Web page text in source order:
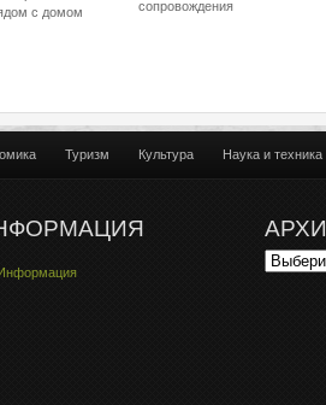
с домом
сопровождения
Туризм Культура Наука и техника